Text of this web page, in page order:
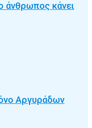
άνθρωπος κάνει
Αργυράδων